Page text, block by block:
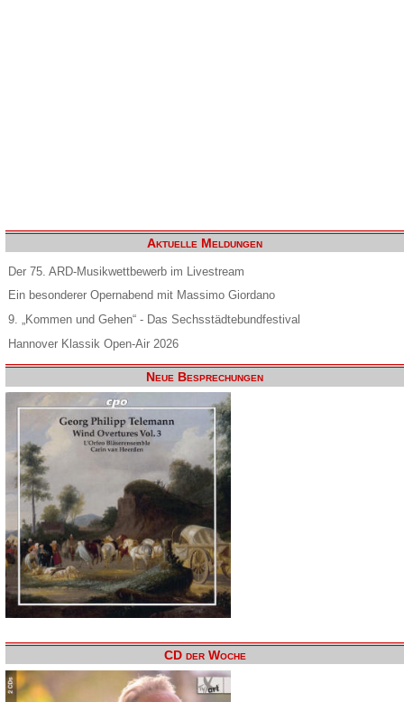
Aktuelle Meldungen
Der 75. ARD-Musikwettbewerb im Livestream
Ein besonderer Opernabend mit Massimo Giordano
9. „Kommen und Gehen“ - Das Sechsstädtebundfestival
Hannover Klassik Open-Air 2026
Neue Besprechungen
CD der Woche